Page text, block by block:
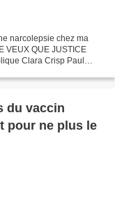
narcolepsie chez ma
VEUX QUE JUSTICE
Clara Crisp Paul
du vaccin
pour ne plus le